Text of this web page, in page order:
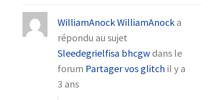
WilliamAnock WilliamAnock a
répondu au sujet
Sleedegrielfisa bhcgw dans le
forum Partager vos glitch il y a
3 ans